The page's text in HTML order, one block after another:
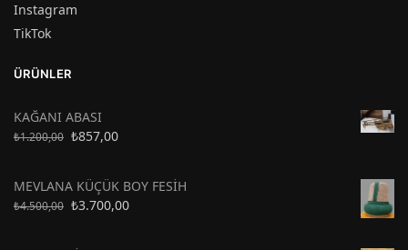
Instagram
TikTok
ÜRÜNLER
KAĞANI ABASI
₺1.200,00 ₺857,00
MEVLANA KÜÇÜK BOY FESİH
₺4.500,00 ₺3.700,00